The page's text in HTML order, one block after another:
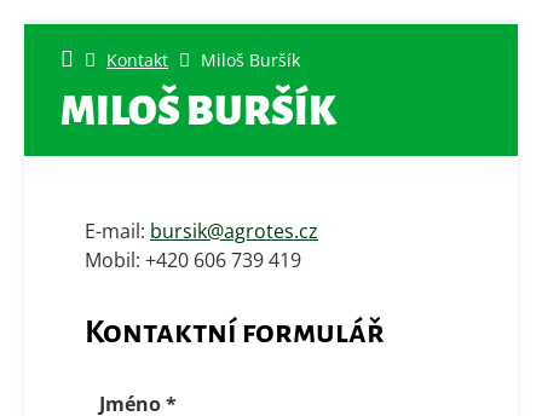
Kontakt Miloš Buršík
MILOŠ BURŠÍK
E-mail: bursik@agrotes.cz
Mobil: +420 606 739 419
Kontaktní formulář
Jméno*